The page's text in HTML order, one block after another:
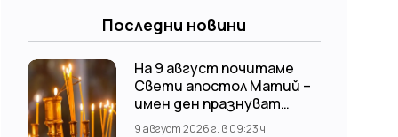
Последни новини
На 9 август почитаме
Свети апостол Матий –
имен ден празнуват
Матей и Матия
9 август 2026 г. в 09:23 ч.